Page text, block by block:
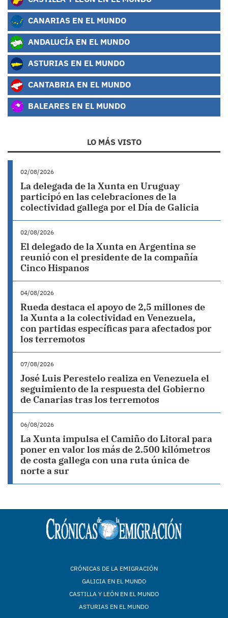
CANARIAS EN EL MUNDO
ANDALUCÍA EN EL MUNDO
ASTURIAS EN EL MUNDO
CANTABRIA EN EL MUNDO
BALEARES EN EL MUNDO
LO MÁS VISTO
02/08/2026
La delegada de la Xunta en Uruguay
participó en las celebraciones de la
colectividad gallega por el Día de Galicia
02/08/2026
El delegado de la Xunta en Argentina se
reunió con el presidente de la compañía
Cinco Hispanos
04/08/2026
Rueda destaca el apoyo de 2,5 millones de
la Xunta a la colectividad en Venezuela,
con partidas específicas para afectados por
los terremotos
07/08/2026
José Luis Perestelo realiza en Venezuela el
seguimiento de la respuesta del Gobierno
de Canarias tras los terremotos
06/08/2026
La Xunta impulsa el Camiño do Litoral para
poner en valor los más de 2.500 kilómetros
de costa gallega con una ruta única de
norte a sur
CRÓNICAS DE LA EMIGRACIÓN
GALICIA EN EL MUNDO
CASTILLA Y LEÓN EN EL MUNDO
ASTURIAS EN EL MUNDO